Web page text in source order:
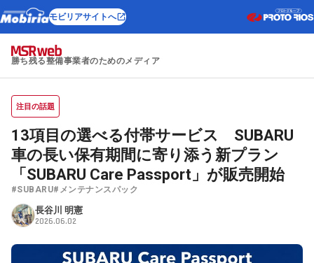
モビリアサイトへ
勝ち残る整備事業者のためのメディア
注目の話題
13項目の選べる付帯サービス SUBARU
車の長い保有期間に寄り添う新プラン
「SUBARU Care Passport」が販売開始
#SUBARU#メンテナンスパック
長谷川 明憲
2026.06.02